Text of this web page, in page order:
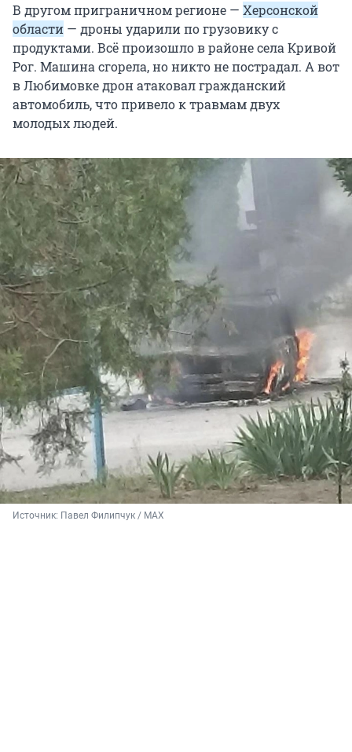
В другом приграничном регионе — Херсонской
области — дроны ударили по грузовику с
продуктами. Всё произошло в районе села Кривой
Рог. Машина сгорела, но никто не пострадал. А вот
в Любимовке дрон атаковал гражданский
автомобиль, что привело к травмам двух
молодых людей.
Источник: Павел Филипчук / MAX